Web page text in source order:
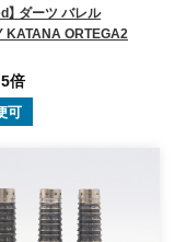
】 ダーツ バレル
KATANA ORTEGA2
倍
可